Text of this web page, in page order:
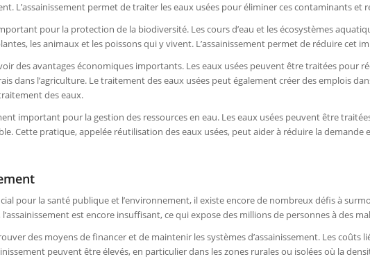
L’assainissement permet de traiter les eaux usées pour éliminer ces contaminants et
pour la protection de la biodiversité. Les cours d’eau et les écosystèmes
les animaux et les poissons qui y vivent. L’assainissement permet de réduire cet
des avantages économiques importants. Les eaux usées peuvent être traitées pour
dans l’agriculture. Le traitement des eaux usées peut également créer des emplois
des eaux.
important pour la gestion des ressources en eau. Les eaux usées peuvent être
Cette pratique, appelée réutilisation des eaux usées, peut aider à réduire la
pour la santé publique et l’environnement, il existe encore de nombreux défis à
est encore insuffisant, ce qui expose des millions de personnes à des
des moyens de financer et de maintenir les systèmes d’assainissement. Les coûts
peuvent être élevés, en particulier dans les zones rurales ou isolées où la